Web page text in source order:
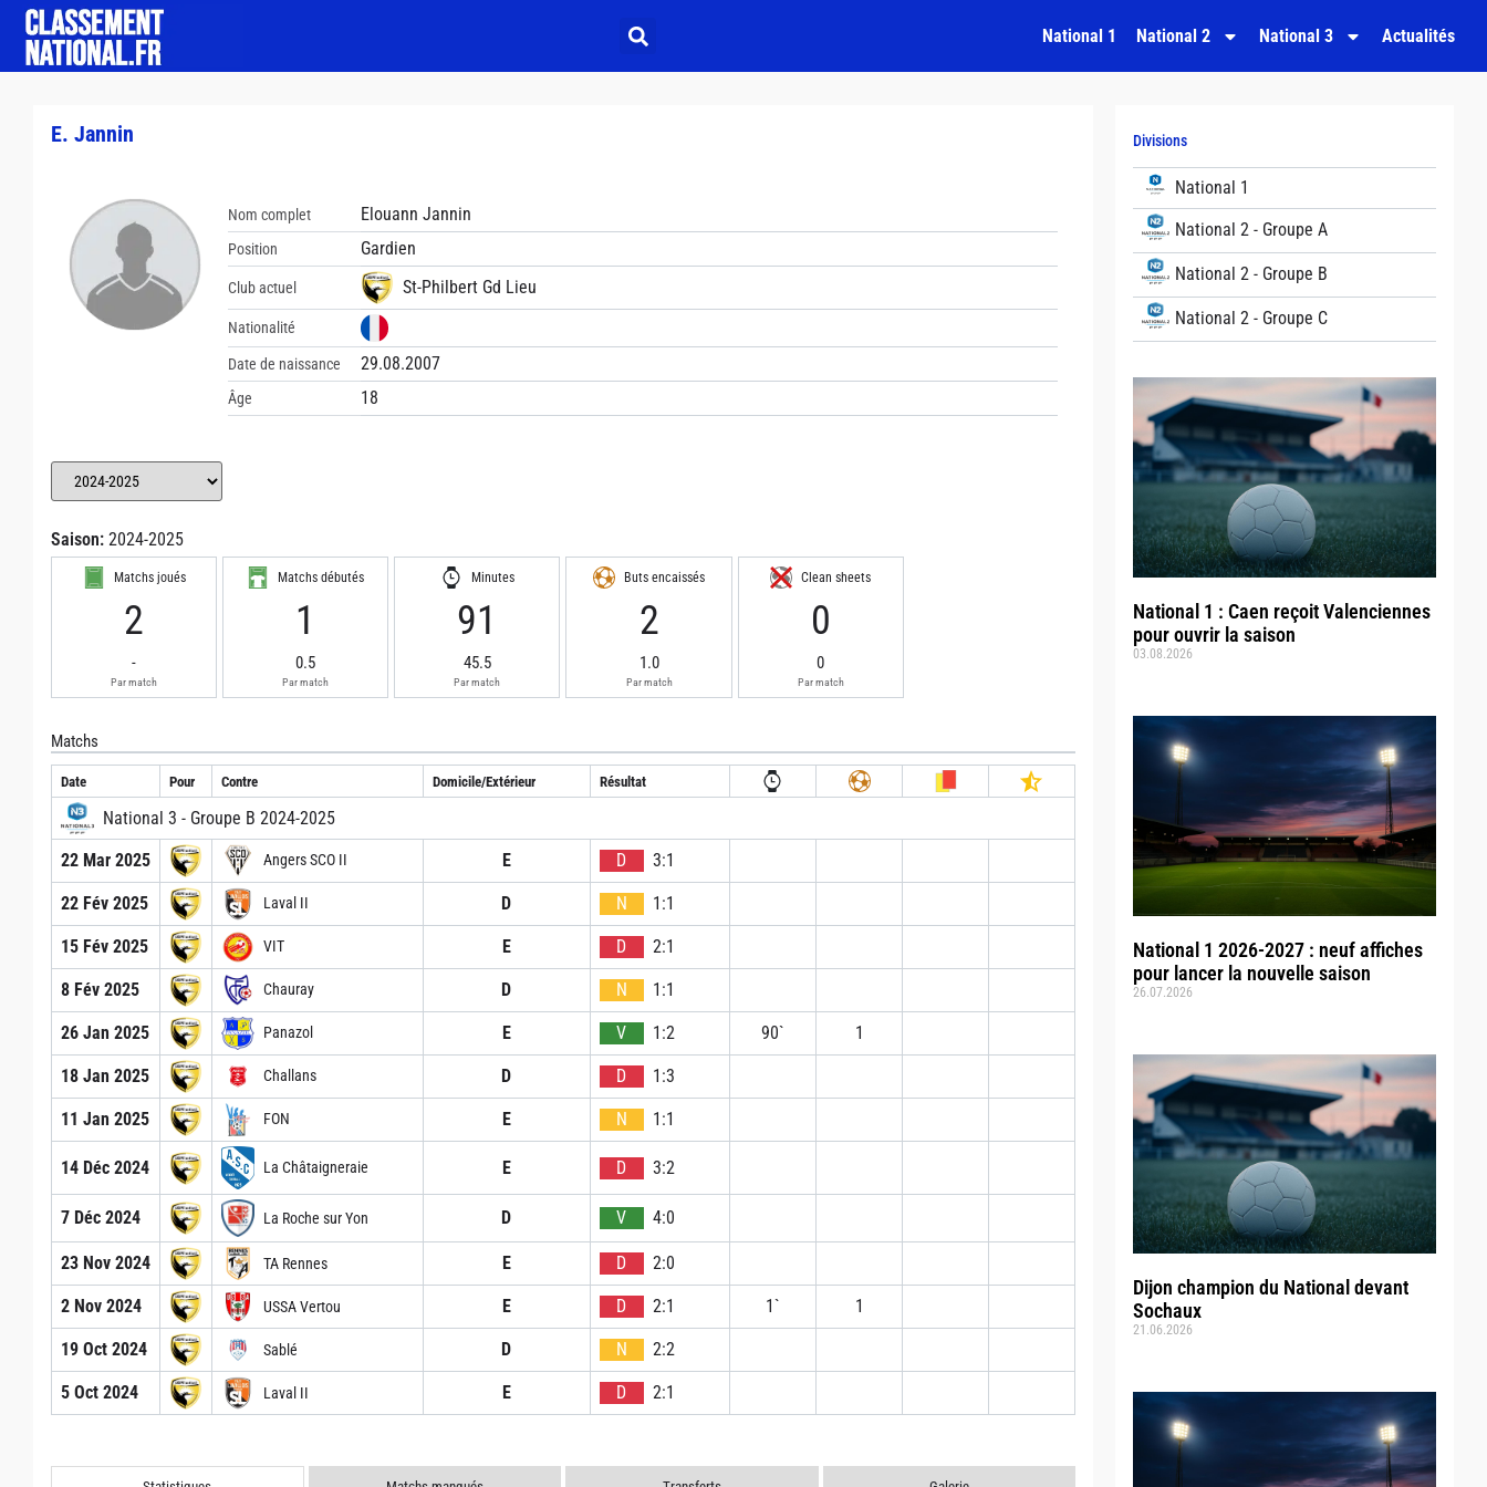
National 1 National 2 National 3 Actualités
Divisions
National 1
National 2 - Groupe A
National 2 - Groupe B
National 2 - Groupe C
National 1 : Caen reçoit Valenciennes
pour ouvrir la saison
03.08.2026
National 1 2026-2027 : neuf affiches
pour lancer la nouvelle saison
26.07.2026
Dijon champion du National devant
Sochaux
21.06.2026
E. Jannin
Nom complet Elouann Jannin
Position Gardien
Club actuel St-Philbert Gd Lieu
Nationalité
Date de naissance 29.08.2007
Âge 18
Saison: 2024-2025
Matchs joués
2
-
Par match
Matchs débutés
1
0.5
Par match
Minutes
91
45.5
Par match
Buts encaissés
2
1.0
Par match
Clean sheets
0
0
Par match
Matchs
Date Pour Contre Domicile/Extérieur Résultat
National 3 - Groupe B 2024-2025
22 Mar 2025
Angers SCO II E D 3:1
22 Fév 2025 Laval II D N 1:1
15 Fév 2025 VIT E D 2:1
8 Fév 2025 Chauray D N 1:1
26 Jan 2025 Panazol E V 1:2 90` 1
18 Jan 2025 Challans D D 1:3
11 Jan 2025 FON E N 1:1
14 Déc 2024 La Châtaigneraie E D 3:2
7 Déc 2024 La Roche sur Yon D V 4:0
23 Nov 2024 TA Rennes E D 2:0
2 Nov 2024 USSA Vertou E D 2:1 1` 1
19 Oct 2024 Sablé D N 2:2
5 Oct 2024 Laval II E D 2:1